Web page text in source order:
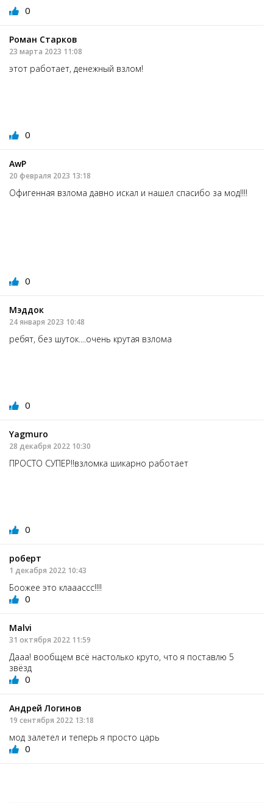
0
Роман Старков
23 марта 2023 11:08
этот работает, денежный взлом!
0
AwP
20 февраля 2023 13:18
Офигенная взлома давно искал и нашел спасибо за мод!!!!
0
Мэддок
24 января 2023 10:48
ребят, без шуток....очень крутая взлома
0
Yagmuro
28 декабря 2022 10:30
ПРОСТО СУПЕР!!взломка шикарно работает
0
роберт
1 декабря 2022 10:43
Боожее это клааассс!!!!
0
Malvi
31 октября 2022 11:59
Дааа! вообщем всё настолько круто, что я поставлю 5
звёзд
0
Андрей Логинов
19 сентября 2022 13:18
мод залетел и теперь я просто царь
0